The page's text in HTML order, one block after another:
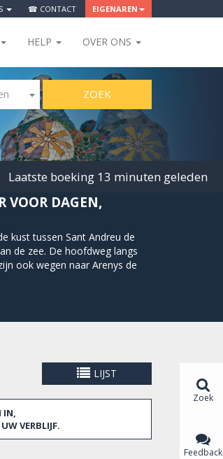
☎ CONTACT EIGENAREN
HELP OVER ONS
ZOEK
VOOR DAGEN,
kust tussen Sant Andreu de
de zee. De hoofdweg langs
ook wegen naar Arenys de
LIJST
IN,
VERBLIJF.
Laatste boeking 13 minuten geleden
Zoek
Feedback